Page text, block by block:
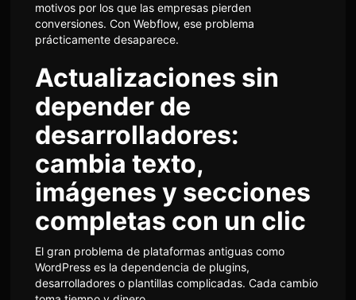
motivos por los que las empresas pierden
conversiones. Con Webflow, ese problema
prácticamente desaparece.
Actualizaciones sin
depender de
desarrolladores:
cambia texto,
imágenes y secciones
completas con un clic
El gran problema de plataformas antiguas como
WordPress es la dependencia de plugins,
desarrolladores o plantillas complicadas. Cada cambio